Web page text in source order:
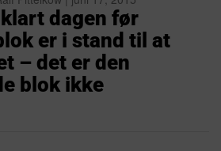
dagen før
er i stand til at
– det er den
blok ikke